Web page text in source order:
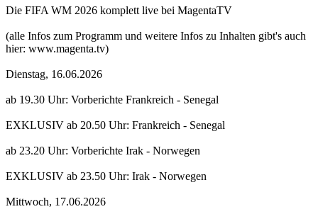
Die FIFA WM 2026 komplett live bei MagentaTV
(alle Infos zum Programm und weitere Infos zu Inhalten gibt's auch
hier: www.magenta.tv)
Dienstag, 16.06.2026
ab 19.30 Uhr: Vorberichte Frankreich - Senegal
EXKLUSIV ab 20.50 Uhr: Frankreich - Senegal
ab 23.20 Uhr: Vorberichte Irak - Norwegen
EXKLUSIV ab 23.50 Uhr: Irak - Norwegen
Mittwoch, 17.06.2026